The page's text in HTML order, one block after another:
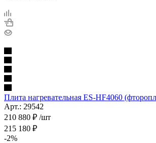
Плита нагревательная ES-HF4060
Арт.: 29542
210 880 ₽ /шт
215 180 ₽
-2%